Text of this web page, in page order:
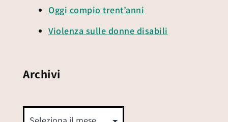
Oggi compio trent’anni
Violenza sulle donne disabili
Archivi